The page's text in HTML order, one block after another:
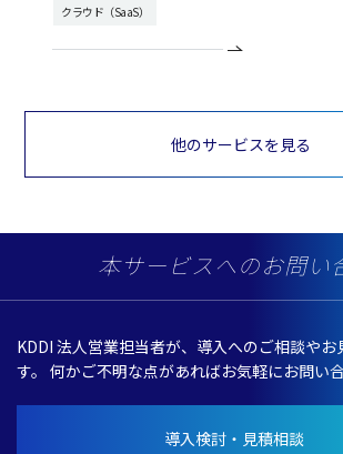
クラウド（SaaS）
他のサービスを見る
本サービスへのお問い
KDDI 法人営業担当者が、導入へのご相談やお
す。 何かご不明な点があればお気軽にお問い
導入検討・見積相談